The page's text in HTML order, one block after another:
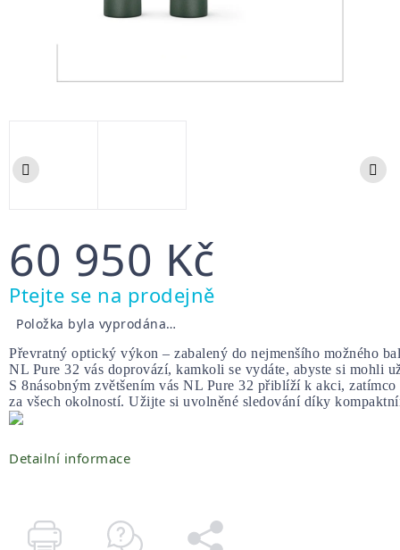
60 950 Kč
Měrná
cena:
Ptejte se na prodejně
Položka byla vyprodána…
Převratný optický výkon – zabalený do nejmenšího možného
NL Pure 32 vás doprovází, kamkoli se vydáte, abyste si mohli
S 8násobným zvětšením vás NL Pure 32 přiblíží k akci,
za všech okolností. Užijte si uvolněné sledování díky
Detailní informace